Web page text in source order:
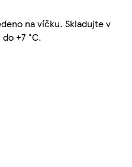
na víčku. Skladujte v
+7 °C.